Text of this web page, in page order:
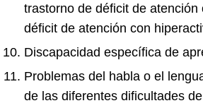
trastorno de déficit de atención
déficit de atención con
Discapacidad específica de
Problemas del habla o el
de las diferentes dificultades